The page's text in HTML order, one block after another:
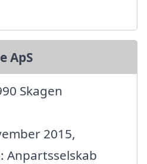
ApS
Skagen
2015,
Anpartsselskab